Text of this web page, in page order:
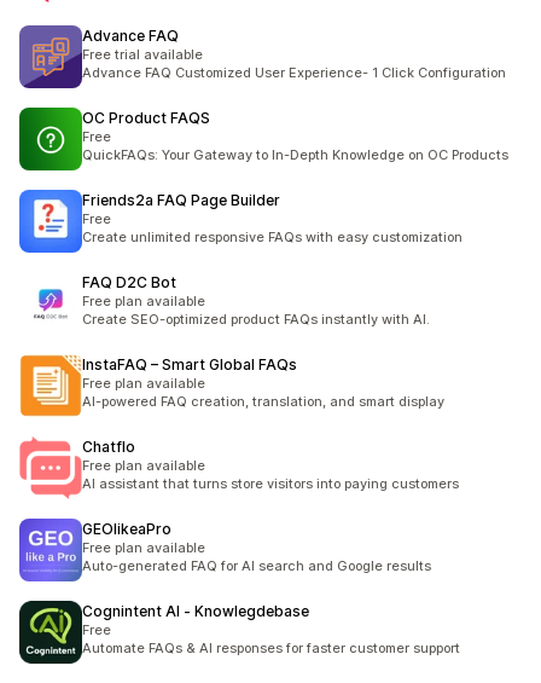
Advance FAQ
Free trial available
Advance FAQ Customized User Experience- 1 Click Configuration
OC Product FAQS
Free
QuickFAQs: Your Gateway to In-Depth Knowledge on OC Products
Friends2a FAQ Page Builder
Free
Create unlimited responsive FAQs with easy customization
FAQ D2C Bot
Free plan available
Create SEO-optimized product FAQs instantly with AI.
InstaFAQ – Smart Global FAQs
Free plan available
AI-powered FAQ creation, translation, and smart display
Chatflo
Free plan available
AI assistant that turns store visitors into paying customers
GEOlikeaPro
Free plan available
Auto-generated FAQ for AI search and Google results
Cognintent AI ‑ Knowlegdebase
Free
Automate FAQs & AI responses for faster customer support